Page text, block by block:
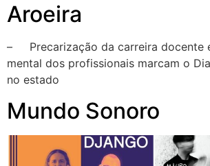
Aroeira
– Precarização da carreira docente
mental dos profissionais marcam o
no estado
Mundo Sonoro